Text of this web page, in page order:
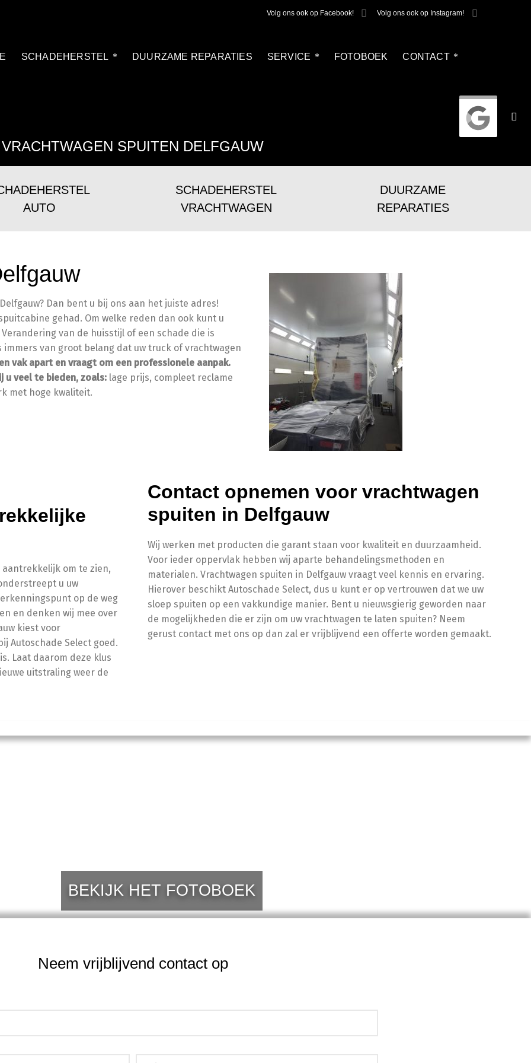
Volg ons ook op Facebook! Volg ons ook op Instagram!
SCHADEHERSTEL DUURZAME REPARATIES SERVICE FOTOBOEK CONTACT
VRACHTWAGEN SPUITEN DELFGAUW
AUTO
SCHADEHERSTEL
VRACHTWAGEN
DUURZAME
REPARATIES
Dan bent u bij ons aan het juiste adres!
gehad. Om welke reden dan ook kunt u
van de huisstijl of een schade die is
van groot belang dat uw truck of vrachtwagen
vak apart en vraagt om een professionele aanpak.
u veel te bieden, zoals: lage prijs, compleet reclame
met hoge kwaliteit.
om te zien,
u uw
op de weg
en denken wij mee over
kiest voor
Autoschade Select goed.
Laat daarom deze klus
uitstraling weer de
Contact opnemen voor vrachtwagen
spuiten in Delfgauw
Wij werken met producten die garant staan voor kwaliteit en duurzaamheid.
Voor ieder oppervlak hebben wij aparte behandelingsmethoden en
materialen. Vrachtwagen spuiten in Delfgauw vraagt veel kennis en ervaring.
Hierover beschikt Autoschade Select, dus u kunt er op vertrouwen dat we uw
sloep spuiten op een vakkundige manier. Bent u nieuwsgierig geworden naar
de mogelijkheden die er zijn om uw vrachtwagen te laten spuiten? Neem
gerust contact met ons op dan zal er vrijblijvend een offerte worden gemaakt.
BEKIJK HET FOTOBOEK
Neem vrijblijvend contact op